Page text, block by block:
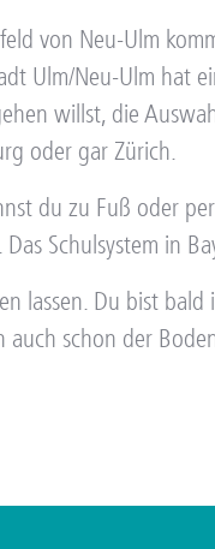
von Neu-Ulm
Ulm/Neu-Ulm hat
willst, die
oder gar Zürich.
du zu Fuß oder
Das Schulsystem in
lassen. Du bist
schon der